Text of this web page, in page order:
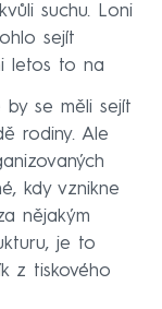
suchu. Loni
sejít
letos to na
se měli sejít
rodiny. Ale
kdy vznikne
nějakým
je to
z tiskového